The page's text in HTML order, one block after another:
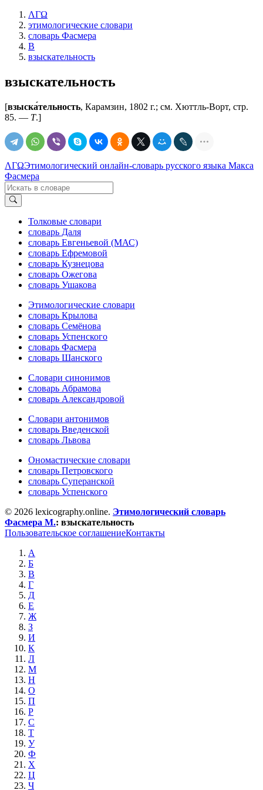
ΛΓΩ
этимологические словари
словарь Фасмера
В
взыскательность
взыскательность
[взыска́тельность, Карамзин, 1802 г.; см. Хюттль-Ворт, стр.
85. — Т.]
ΛΓΩЭтимологический онлайн-словарь русского языка Макса
Фасмера
Толковые словари
словарь Даля
словарь Евгеньевой (МАС)
словарь Ефремовой
словарь Кузнецова
словарь Ожегова
словарь Ушакова
Этимологические словари
словарь Крылова
словарь Семёнова
словарь Успенского
словарь Фасмера
словарь Шанского
Словари синонимов
словарь Абрамова
словарь Александровой
Словари антонимов
словарь Введенской
словарь Львова
Ономастические словари
словарь Петровского
словарь Суперанской
словарь Успенского
© 2026 lexicography.online. Этимологический словарь
Фасмера М.: взыскательность
Пользовательское соглашениеКонтакты
А
Б
В
Г
Д
Е
Ж
З
И
К
Л
М
Н
О
П
Р
С
Т
У
Ф
Х
Ц
Ч